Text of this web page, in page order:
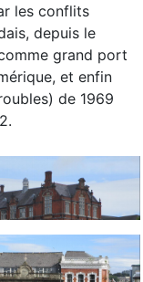
les conflits
depuis le
grand port
et enfin
de 1969